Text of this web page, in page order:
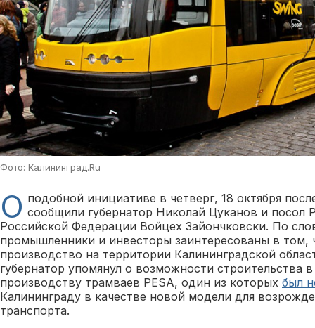
Фото: Калининград.Ru
О подобной инициативе в четверг, 18 октября
сообщили губернатор Николай Цуканов и посол
Российской Федерации Войцех Зайончковски. По
промышленники и инвесторы заинтересованы в том,
производство на территории Калининградской
губернатор упомянул о возможности строительства
производству трамваев PESA, один из которых был
Калининграду в качестве новой модели для
транспорта.